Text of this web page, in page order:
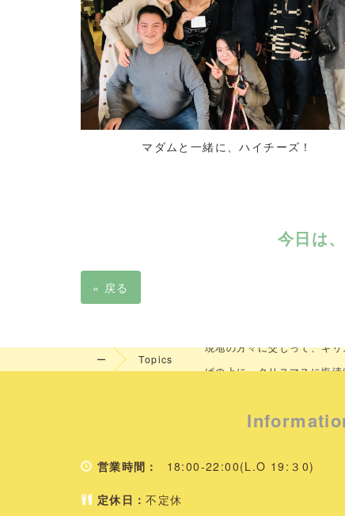
マダムと一緒に、ハイチーズ！
今日は
« 戻る
ー
Topics
現地の方々に交じって、キ
ぱの上に、クリスマスに塩
営業時間： 18:00-22:00(L.O 19:３0)
定休日：不定休